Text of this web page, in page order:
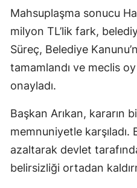
Mahsuplaşma sonucu
milyon TL’lik fark,
Süreç, Belediye
tamamlandı ve meclis
onayladı.
Başkan Arıkan, kararın
memnuniyetle karşıladı.
azaltarak devlet
belirsizliği ortadan